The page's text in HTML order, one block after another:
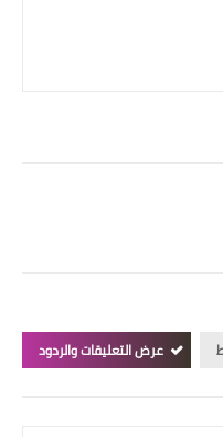
عرض التعليقات والردود